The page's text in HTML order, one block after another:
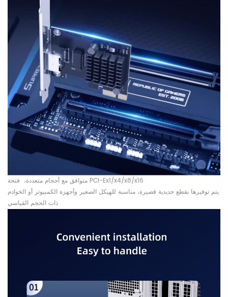
متوافق مع أحجام متعددة، فتحة PCI-Ex1/x4/x8/x16
يتم توفيرها بقطع حديدية قصيرة، مناسبة للهيكل الصغير وأجهزة الكمبيوتر أو الخوادم
ذات الحجم القياسي